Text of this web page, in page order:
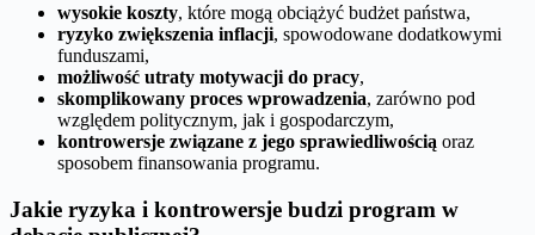
wysokie koszty, które mogą obciążyć budżet państwa,
ryzyko zwiększenia inflacji, spowodowane dodatkowymi
funduszami,
możliwość utraty motywacji do pracy,
skomplikowany proces wprowadzenia, zarówno pod
względem politycznym, jak i gospodarczym,
kontrowersje związane z jego sprawiedliwością oraz
sposobem finansowania programu.
Jakie ryzyka i kontrowersje budzi program w